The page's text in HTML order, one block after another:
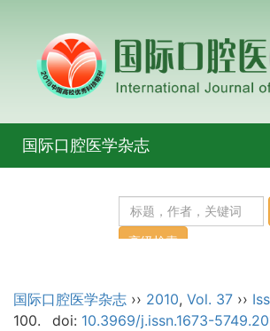
国际口腔医学杂志
国际口腔医学杂志 ›› 2010, Vol. 37 ››
100.
doi: 10.3969/j.issn.1673-